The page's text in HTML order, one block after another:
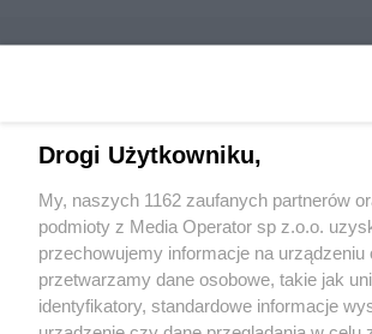
Wydawca mediów
Drogi Użytkowniku,
My, naszych 1162 zaufanych partnerów
podmioty z Media Operator sp z.o.o.
przechowujemy informacje na urządzeniu
przetwarzamy dane osobowe, takie jak
identyfikatory, standardowe informacje